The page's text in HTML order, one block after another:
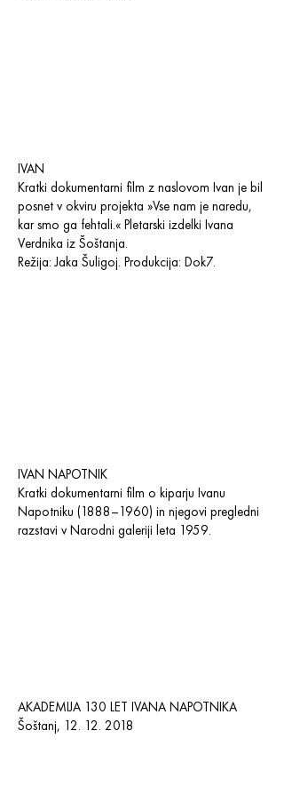
IVAN
Kratki dokumentarni film z naslovom Ivan je bil
posnet v okviru projekta »Vse nam je naredu,
kar smo ga fehtali.« Pletarski izdelki Ivana
Verdnika iz Šoštanja.
Režija: Jaka Šuligoj. Produkcija: Dok7.
IVAN NAPOTNIK
Kratki dokumentarni film o kiparju Ivanu
Napotniku (1888–1960) in njegovi pregledni
razstavi v Narodni galeriji leta 1959.
AKADEMIJA 130 LET IVANA NAPOTNIKA
Šoštanj, 12. 12. 2018